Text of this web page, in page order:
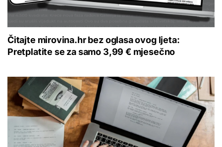
Čitajte mirovina.hr bez oglasa ovog ljeta:
Pretplatite se za samo 3,99 € mjesečno